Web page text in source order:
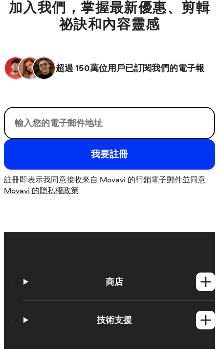
加入我們，掌握最新優惠、剪輯
祕訣和內容靈感
超過 150萬位用戶已訂閱我們的電子報
您的電子郵件
我要註冊
註冊即表示我同意接收來自 Movavi 的行銷電子郵件並同意
Movavi 的隱私權政策
商店
Mac產品
技術支援